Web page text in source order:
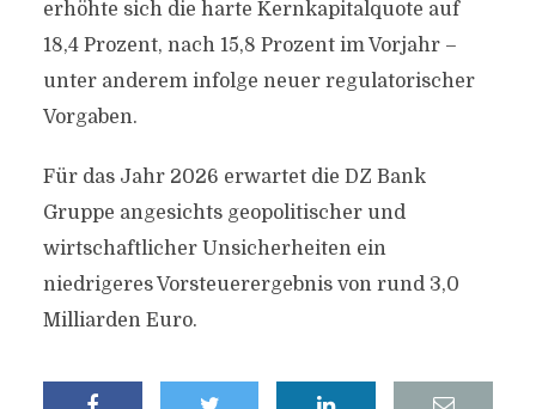
erhöhte sich die harte Kernkapitalquote auf
18,4 Prozent, nach 15,8 Prozent im Vorjahr –
unter anderem infolge neuer regulatorischer
Vorgaben.
Für das Jahr 2026 erwartet die DZ Bank
Gruppe angesichts geopolitischer und
wirtschaftlicher Unsicherheiten ein
niedrigeres Vorsteuerergebnis von rund 3,0
Milliarden Euro.